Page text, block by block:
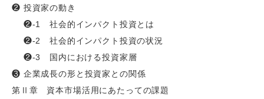
❷ 投資家の動き
❷-1 社会的インパクト投資とは
❷-2 社会的インパクト投資の状況
❷-3 国内における投資家層
❸ 企業成長の形と投資家との関係
第Ⅱ章 資本市場活用にあたっての課題